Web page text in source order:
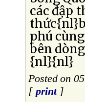
các đập
phú
bên
{nl}{nl}
Posted on
[ print]